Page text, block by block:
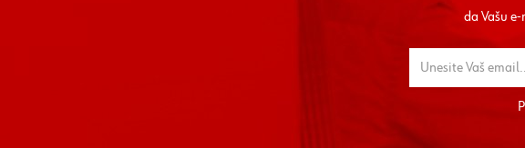
da Vašu